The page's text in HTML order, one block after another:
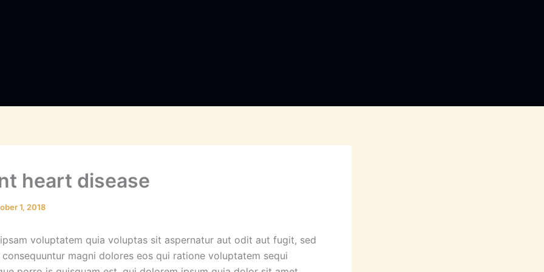
heart disease
1, 2018
voluptatem quia voluptas sit aspernatur aut odit aut fugit, sed
magni dolores eos qui ratione voluptatem sequi